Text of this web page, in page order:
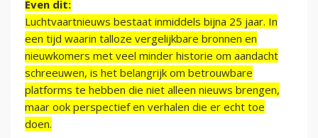
Even dit:
Luchtvaartnieuws bestaat inmiddels bijna 25 jaar. In
een tijd waarin talloze vergelijkbare bronnen en
nieuwkomers met veel minder historie om aandacht
schreeuwen, is het belangrijk om betrouwbare
platforms te hebben die niet alleen nieuws brengen,
maar ook perspectief en verhalen die er echt toe
doen.